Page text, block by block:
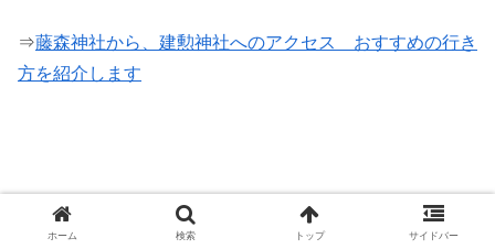
⇒藤森神社から、建勲神社へのアクセス おすすめの行き
方を紹介します
ホーム 検索 トップ サイドバー